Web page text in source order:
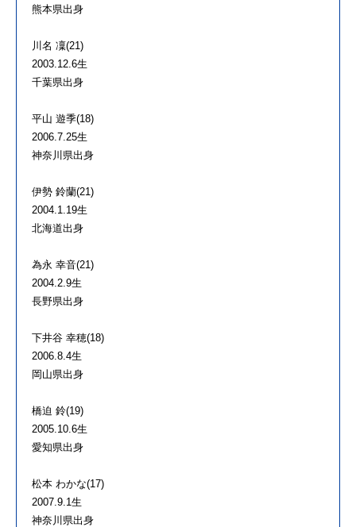
熊本県出身
川名 凜(21)
2003.12.6生
千葉県出身
平山 遊季(18)
2006.7.25生
神奈川県出身
伊勢 鈴蘭(21)
2004.1.19生
北海道出身
為永 幸音(21)
2004.2.9生
長野県出身
下井谷 幸穂(18)
2006.8.4生
岡山県出身
橋迫 鈴(19)
2005.10.6生
愛知県出身
松本 わかな(17)
2007.9.1生
神奈川県出身